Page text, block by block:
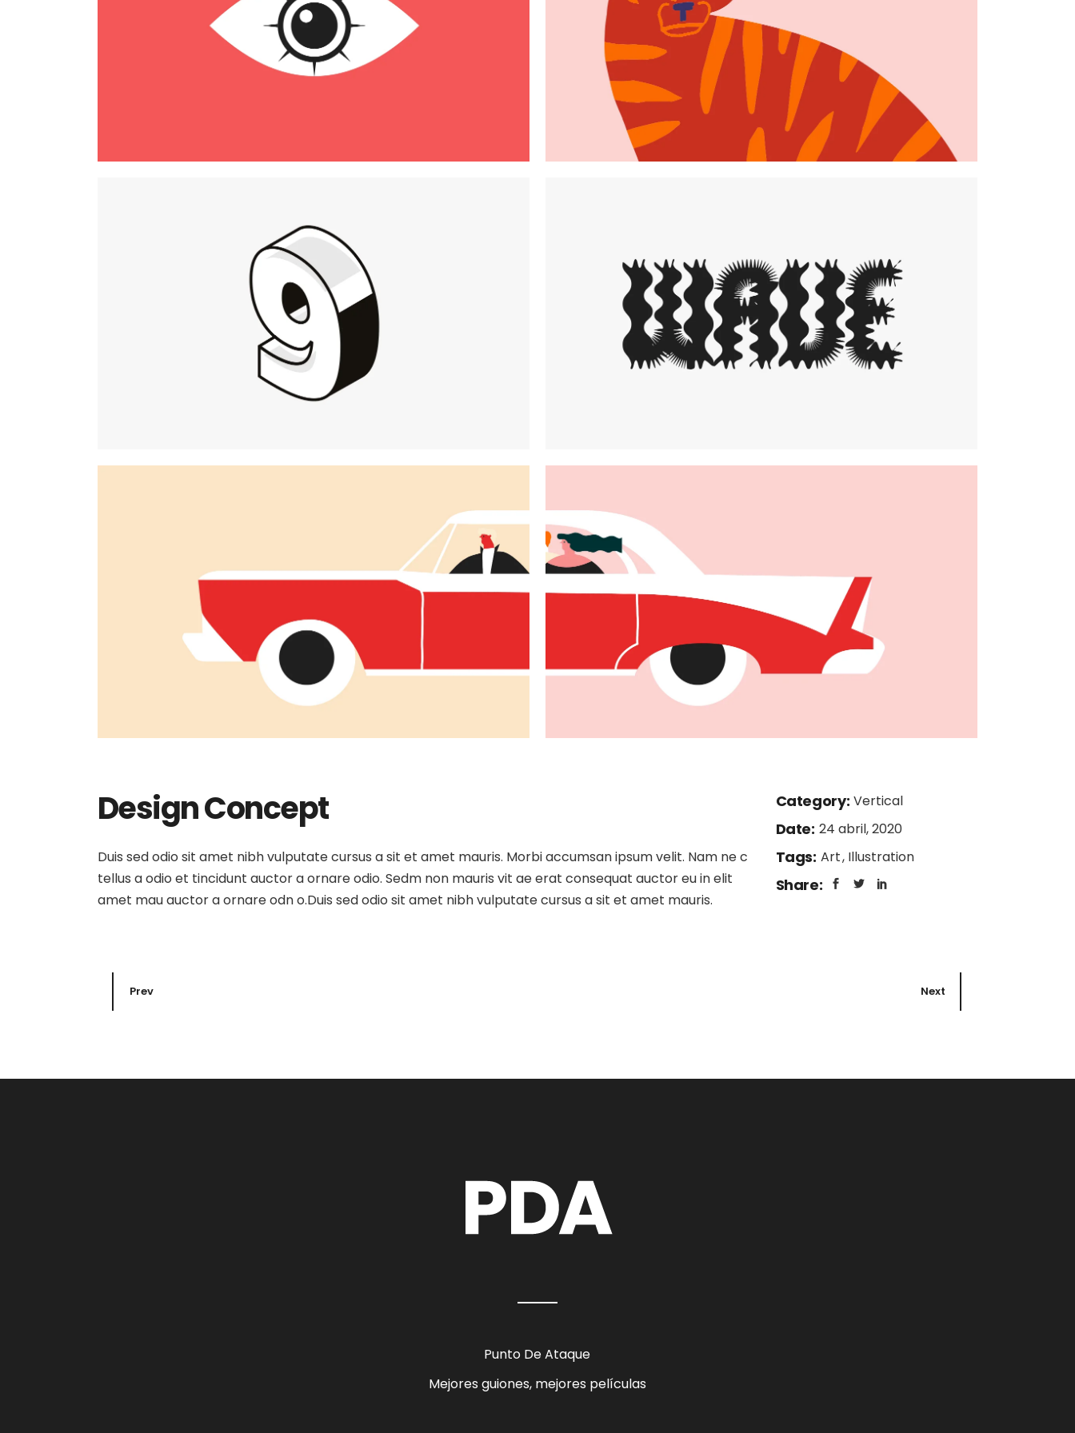
Design Concept
Duis sed odio sit amet nibh vulputate cursus a sit et amet mauris. Morbi accumsan ipsum velit. Nam ne c
tellus a odio et tincidunt auctor a ornare odio. Sedm non mauris vit ae erat consequat auctor eu in elit
amet mau auctor a ornare odn o.Duis sed odio sit amet nibh vulputate cursus a sit et amet mauris.
Category: Vertical
Date: 24 abril, 2020
Tags: Art Illustration
Share:
Prev Next
Punto De Ataque
Mejores guiones, mejores películas